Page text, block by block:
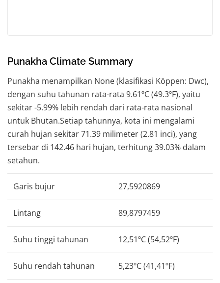
Punakha Climate Summary
Punakha menampilkan None (klasifikasi Köppen: Dwc),
dengan suhu tahunan rata-rata 9.61ºC (49.3ºF), yaitu
sekitar -5.99% lebih rendah dari rata-rata nasional
untuk Bhutan.Setiap tahunnya, kota ini mengalami
curah hujan sekitar 71.39 milimeter (2.81 inci), yang
tersebar di 142.46 hari hujan, terhitung 39.03% dalam
setahun.
Garis bujur 27,5920869
Lintang 89,8797459
Suhu tinggi tahunan 12,51ºC (54,52ºF)
Suhu rendah tahunan 5,23ºC (41,41ºF)